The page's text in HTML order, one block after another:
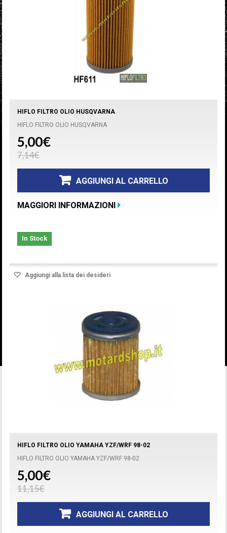
HIFLO FILTRO OLIO HUSQVARNA
HIFLO FILTRO OLIO HUSQVARNA
5,00€
7,14€
AGGIUNGI AL CARRELLO
MAGGIORI INFORMAZIONI
In Stock
Aggiungi alla lista dei desideri
HIFLO FILTRO OLIO YAMAHA YZF/WRF 98-02
HIFLO FILTRO OLIO YAMAHA YZF/WRF 98-02
5,00€
11,15€
AGGIUNGI AL CARRELLO